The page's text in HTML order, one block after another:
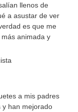
llenos de
a asustar de ver
es que me
animada y
a mis padres
y han mejorado